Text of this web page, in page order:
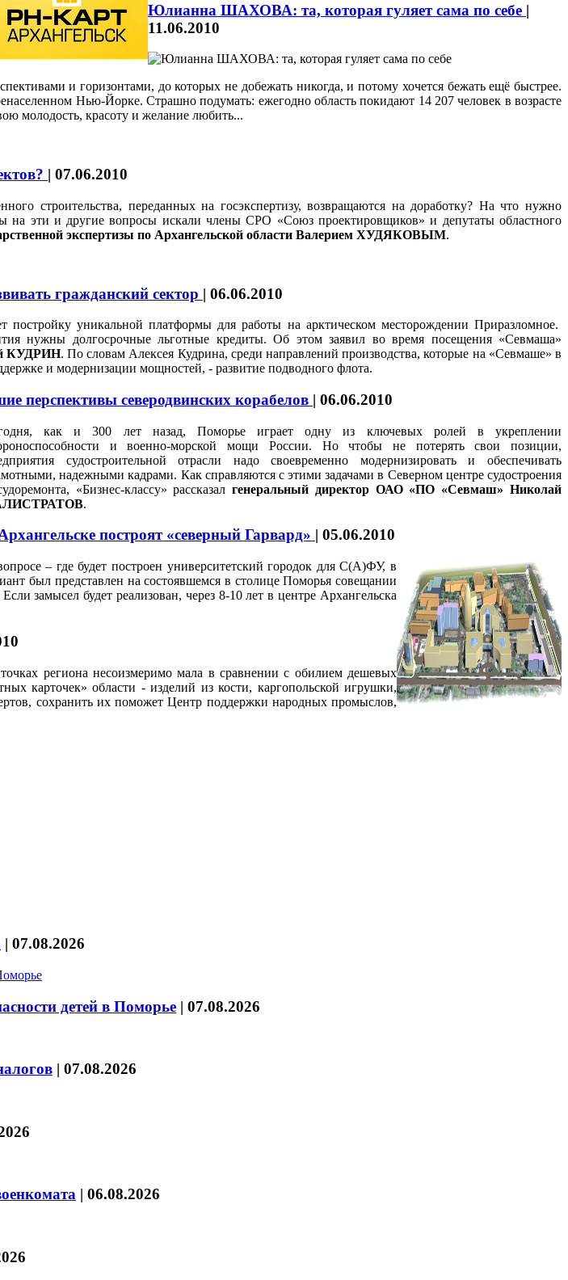
Юлианна ШАХОВА: та, которая гуляет сама по себе |
11.06.2010
и горизонтами, до которых не добежать никогда, и потому хочется бежать ещё быстрее.
Нью-Йорке. Страшно подумать: ежегодно область покидают 14 207 человек в возрасте
молодость, красоту и желание любить...
| 07.06.2010
строительства, переданных на госэкспертизу, возвращаются на доработку? На что нужно
на эти и другие вопросы искали члены СРО «Союз проектировщиков» и депутаты областного
экспертизы по Архангельской области Валерием ХУДЯКОВЫМ.
гражданский сектор | 06.06.2010
уникальной платформы для работы на арктическом месторождении Приразломное.
нужны долгосрочные льготные кредиты. Об этом заявил во время посещения «Севмаша»
КУДРИН. По словам Алексея Кудрина, среди направлений производства, которые на «Севмаше» в
и модернизации мощностей, - развитие подводного флота.
перспективы северодвинских корабелов | 06.06.2010
как и 300 лет назад, Поморье играет одну из ключевых ролей в укреплении
и военно-морской мощи России. Но чтобы не потерять свои позиции,
судостроительной отрасли надо своевременно модернизировать и обеспечивать
надежными кадрами. Как справляются с этими задачами в Северном центре судостроения
«Бизнес-классу» рассказал генеральный директор ОАО «ПО «Севмаш» Николай
.
построят «северный Гарвард» | 05.06.2010
– где будет построен университетский городок для С(А)ФУ, в
был представлен на состоявшемся в столице Поморья совещании
замысел будет реализован, через 8-10 лет в центре Архангельска
региона несоизмеримо мала в сравнении с обилием дешевых
карточек» области - изделий из кости, каргопольской игрушки,
сохранить их поможет Центр поддержки народных промыслов,
| 07.08.2026
детей в Поморье | 07.08.2026
| 07.08.2026
| 06.08.2026